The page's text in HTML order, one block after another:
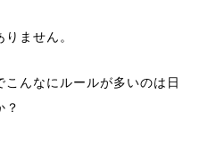
ません。
んなにルールが多いのは日
？